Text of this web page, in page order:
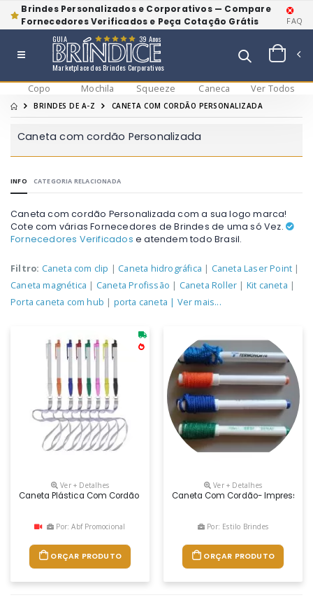
Brindes Personalizados e Corporativos — Compare
Fornecedores Verificados e Peça Cotação Grátis
FAQ
Marketplace dos Brindes Corporativos
GUIA 39 Anos
Copo Mochila Squeeze Caneca Ver Todos
BRINDES DE A-Z CANETA COM CORDÃO PERSONALIZADA
Caneta com cordão Personalizada
INFO CATEGORIA RELACIONADA
Caneta com cordão Personalizada com a sua logo marca!
Cote com várias Fornecedores de Brindes de uma só Vez.
Fornecedores Verificados e atendem todo Brasil.
Filtro: Caneta com clip | Caneta hidrográfica | Caneta Laser Point |
Caneta magnética | Caneta Profissão | Caneta Roller | Kit caneta |
Porta caneta com hub | porta caneta | Ver mais...
Ver + Detalhes
Caneta Plástica Com Cordão
Por: Abf Promocional
ORÇAR PRODUTO
Ver + Detalhes
Caneta Com Cordão- Impressão
Por: Estilo Brindes
ORÇAR PRODUTO